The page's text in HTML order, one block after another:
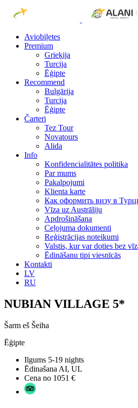
Aviobiļetes
Premium
Grieķija
Turcija
Ēģipte
Recommend
Bulgārija
Turcija
Ēģipte
Čarteri
Tez Tour
Novatours
Alida
Info
Konfidencialitātes politika
Par mums
Рakalpojumi
Klienta karte
Как оформить визу в
Vīza uz Austrāliju
Apdrošināšana
Ceļojuma dokumenti
Reģistrācijas noteikumi
Valstis, kur var doties bez
Ēdināšanu tipi viesnīcās
Kontakti
LV
RU
NUBIAN VILLAGE 5*
Šarm eš Šeiha
Ēģipte
Ilgums 5-19 nights
Ēdinašana AI, UL
Cena no 1051 €